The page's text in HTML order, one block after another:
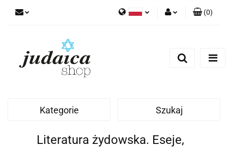
(0)
Kategorie Szukaj
Literatura żydowska. Eseje,